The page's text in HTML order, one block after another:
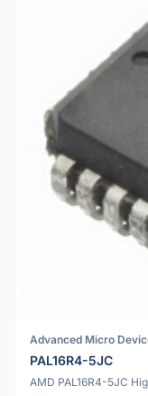
Advanced Micro
PAL16R4-5JC
AMD PAL16R4-5JC